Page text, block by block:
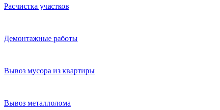
Расчистка участков
Демонтажные работы
Вывоз мусора из квартиры
Вывоз металлолома